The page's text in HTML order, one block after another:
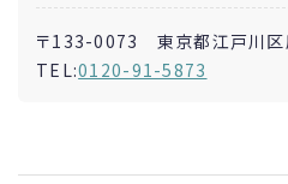
〒133-0073 東京都江戸川区
TEL:0120-91-5873